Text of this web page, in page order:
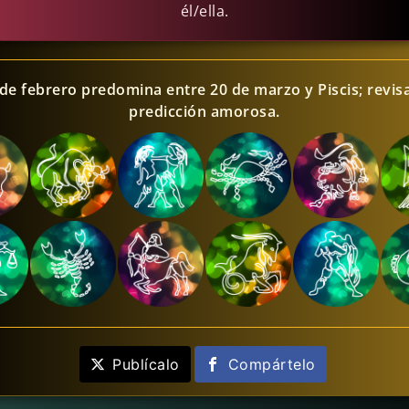
él/ella.
febrero predomina entre 20 de marzo y Piscis;
predicción amorosa.
Publícalo Compártelo